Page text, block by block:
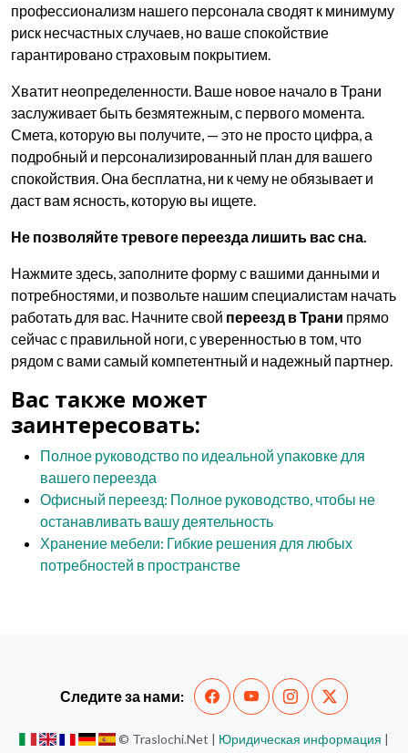
профессионализм нашего персонала сводят к минимуму
риск несчастных случаев, но ваше спокойствие
гарантировано страховым покрытием.
Хватит неопределенности. Ваше новое начало в Трани
заслуживает быть безмятежным, с первого момента.
Смета, которую вы получите, — это не просто цифра, а
подробный и персонализированный план для вашего
спокойствия. Она бесплатна, ни к чему не обязывает и
даст вам ясность, которую вы ищете.
Не позволяйте тревоге переезда лишить вас сна.
Нажмите здесь, заполните форму с вашими данными и
потребностями, и позвольте нашим специалистам начать
работать для вас. Начните свой переезд в Трани прямо
сейчас с правильной ноги, с уверенностью в том, что
рядом с вами самый компетентный и надежный партнер.
Вас также может
заинтересовать:
Полное руководство по идеальной упаковке для
вашего переезда
Офисный переезд: Полное руководство, чтобы не
останавливать вашу деятельность
Хранение мебели: Гибкие решения для любых
потребностей в пространстве
Следите за нами:
© Traslochi.Net | Юридическая информация |